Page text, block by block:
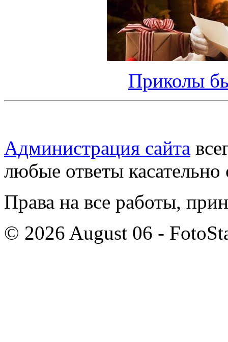
Приколы
Администрация сайта
любые ответы касательно
Права на все работы,
© 2026 August 06 -